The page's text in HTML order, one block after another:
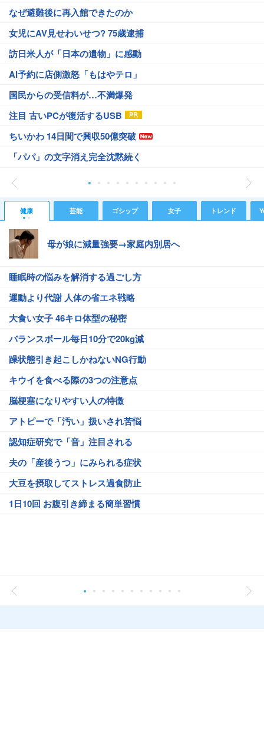
なぜ避難後に再入館できたのか
女児にAV見せわいせつ? 75歳逮捕
訪日米人が「日本の遺物」に感動
AI予約に店側激怒「もはやテロ」
国民からの受信料が…不満爆発
注目 古いPCが復活するUSB
ちいかわ 14日間で興収50億突破
「パパ」の文字消え完全沈黙続く
健康 芸能 ゴシップ 女子 トレンド
母が娘に減量強要→家庭内別居へ
睡眠時の悩みを解消する過ごし方
運動より代謝 人体の省エネ戦略
大食い女子 46キロ体型の秘密
バランスボール毎日10分で20kg減
躁状態引き起こしかねないNG行動
キウイを食べる際の3つの注意点
脳梗塞になりやすい人の特徴
アトピーで「汚い」扱いされ苦悩
認知症研究で「音」注目される
夫の「産後うつ」にみられる症状
大豆を摂取してストレス過食防止
1日10回 お腹引き締まる簡単習慣